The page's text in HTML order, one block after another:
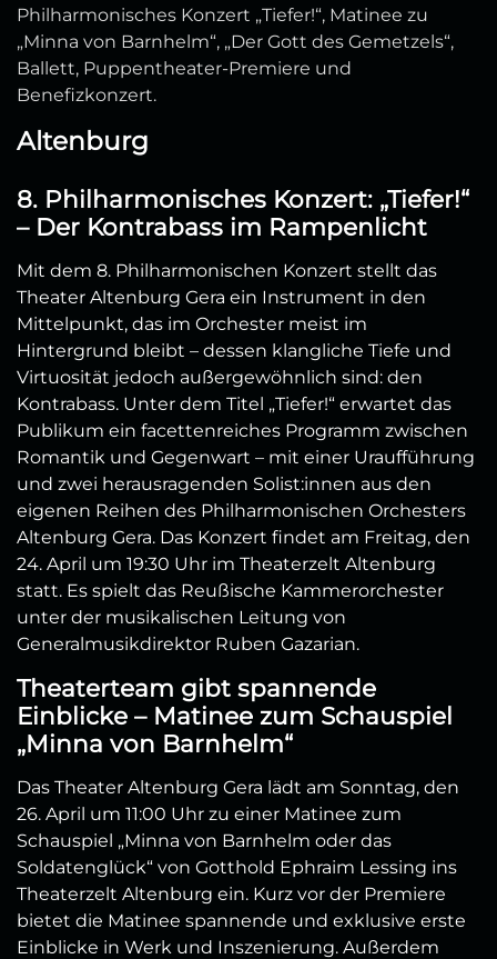
Philharmonisches Konzert „Tiefer!“, Matinee zu
„Minna von Barnhelm“, „Der Gott des Gemetzels“,
Ballett, Puppentheater‑Premiere und
Benefizkonzert.
Altenburg
8. Philharmonisches Konzert: „Tiefer!“
– Der Kontrabass im Rampenlicht
Mit dem 8. Philharmonischen Konzert stellt das
Theater Altenburg Gera ein Instrument in den
Mittelpunkt, das im Orchester meist im
Hintergrund bleibt – dessen klangliche Tiefe und
Virtuosität jedoch außergewöhnlich sind: den
Kontrabass. Unter dem Titel „Tiefer!“ erwartet das
Publikum ein facettenreiches Programm zwischen
Romantik und Gegenwart – mit einer Uraufführung
und zwei herausragenden Solist:innen aus den
eigenen Reihen des Philharmonischen Orchesters
Altenburg Gera. Das Konzert findet am Freitag, den
24. April um 19:30 Uhr im Theaterzelt Altenburg
statt. Es spielt das Reußische Kammerorchester
unter der musikalischen Leitung von
Generalmusikdirektor Ruben Gazarian.
Theaterteam gibt spannende
Einblicke – Matinee zum Schauspiel
„Minna von Barnhelm“
Das Theater Altenburg Gera lädt am Sonntag, den
26. April um 11:00 Uhr zu einer Matinee zum
Schauspiel „Minna von Barnhelm oder das
Soldatenglück“ von Gotthold Ephraim Lessing ins
Theaterzelt Altenburg ein. Kurz vor der Premiere
bietet die Matinee spannende und exklusive erste
Einblicke in Werk und Inszenierung. Außerdem